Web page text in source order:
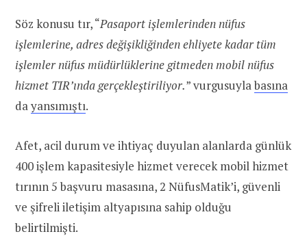
Söz konusu tır, “Pasaport işlemlerinden nüfus
işlemlerine, adres değişikliğinden ehliyete kadar tüm
işlemler nüfus müdürlüklerine gitmeden mobil nüfus
hizmet TIR’ında gerçekleştiriliyor.” vurgusuylabasına
dayansımıştı.
Afet, acil durum ve ihtiyaç duyulan alanlarda günlük
400 işlem kapasitesiyle hizmet verecek mobil hizmet
tırının 5 başvuru masasına, 2 NüfusMatik’i, güvenli
ve şifreli iletişim altyapısına sahip olduğu
belirtilmişti.